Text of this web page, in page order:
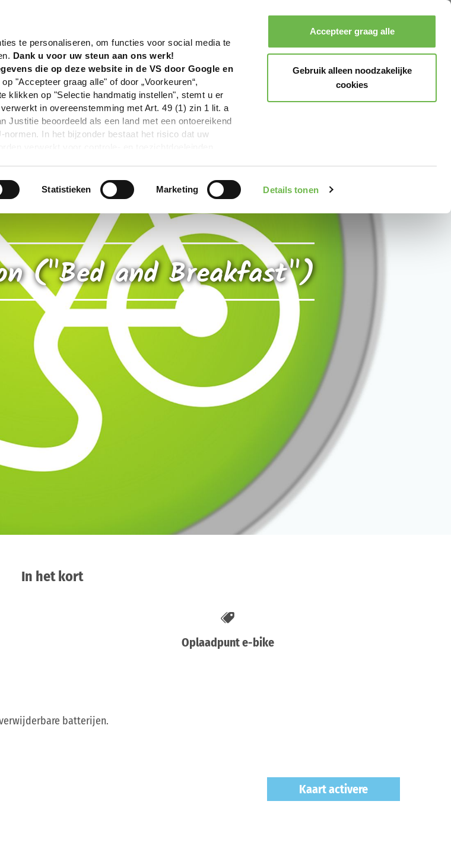
te personaliseren, om functies voor social media te
Dank u voor uw steun aan ons werk!
die op deze website in de VS door Google en
"Accepteer graag alle" of door „Voorkeuren“,
klikken op "Selectie handmatig instellen", stemt u er
in overeenstemming met Art. 49 (1) zin 1 lit. a
Justitie beoordeeld als een land met een ontoereikend
In het bijzonder bestaat het risico dat uw
zie onze privacyverklaring.
|Impressum
Statistieken Marketing Details tonen
Accepteer graag alle
Gebruik alleen noodzakelijke
cookies
Boeken Menu
("Bed and Breakfast")
In het kort
Oplaadpunt e-bike
batterijen.
Kaart activere